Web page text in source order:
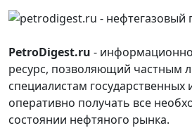
PetroDigest.ru -
ресурс, позволяющий частным
специалистам государственных
оперативно получать все
состоянии нефтяного рынка.